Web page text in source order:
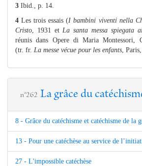
3 Ibid., p. 14.
4 Les trois essais (I bambini viventi nella
Cristo , 1931 etLa santa messa spiegata
réunis dans Opere di Maria Montessori,
(tr. fr. La messe vécue pour les enfants ,
n°262 La grâce du
8 - Grâce du catéchisme et catéchisme de la
13 - Pour une catéchèse au service de
27 - L'impossible catéchèse